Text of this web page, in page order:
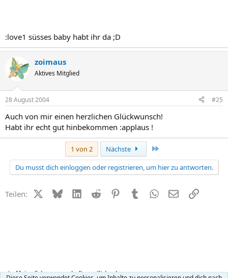
:love1 süsses baby habt ihr da ;D
zoimaus
Aktives Mitglied
28 August 2004 #25
Auch von mir einen herzlichen Glückwunsch!
Habt ihr echt gut hinbekommen :applaus !
1 von 2 Nächste
Du musst dich einloggen oder registrieren, um hier zu antworten.
Teilen: X (Twitter)
BlueskyLinkedIn
Reddit PinterestTumblr WhatsApp
E-MailLink
Meine Schwangerschaft - endlich schwanger